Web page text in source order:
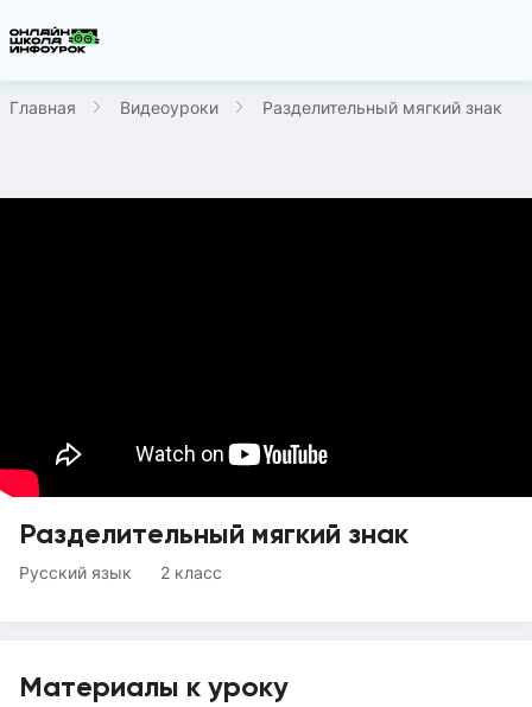
Главная Видеоуроки Разделительный мягкий знак
Разделительный мягкий знак
Русский язык 2 класс
Материалы к уроку